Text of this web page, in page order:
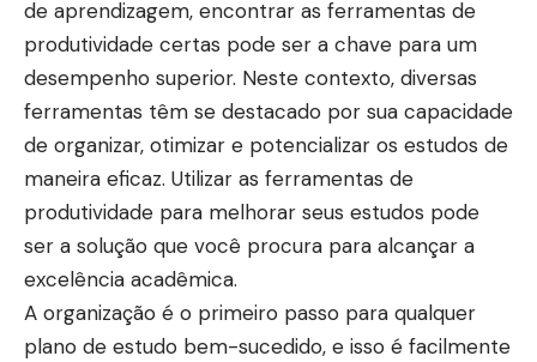
de aprendizagem, encontrar as ferramentas de
produtividade certas pode ser a chave para um
desempenho superior. Neste contexto, diversas
ferramentas têm se destacado por sua capacidade
de organizar, otimizar e potencializar os estudos de
maneira eficaz. Utilizar as ferramentas de
produtividade para melhorar seus estudos pode
ser a solução que você procura para alcançar a
excelência acadêmica.
A organização é o primeiro passo para qualquer
plano de estudo bem-sucedido, e isso é facilmente